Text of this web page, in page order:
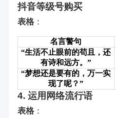
抖音等级号购买
表格：
名言警句
“生活不止眼前的苟且，还
有诗和远方。”
“梦想还是要有的，万一实
现了呢？”
4. 运用网络流行语
表格：